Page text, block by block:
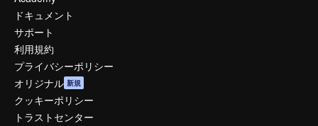
ドキュメント
サポート
利用規約
プライバシーポリシー
オリジナル 新規
クッキーポリシー
トラストセンター